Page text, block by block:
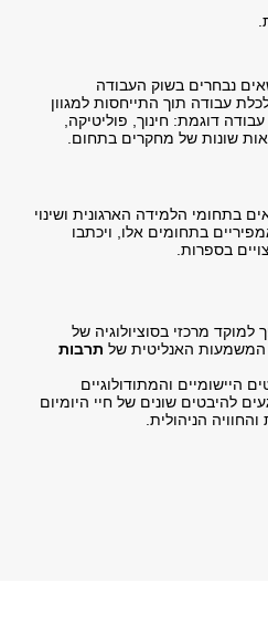
נבחרים בשוק העבודה
עבודה תוך התייחסות למגוון
דוגמת: חינוך, פוליטיקה,
שונות של מחקרים בתחום.
בתחומי הלמידה הארגונית ושינוי
בתחומים אלו, ויכתבו
בספרות.
מרכזי בסוציולוגיה של
המשמעות האנליטית של תרבות
היישומיים והמתודולוגיים
להיבטים שונים של חיי היומיום
הניהולית.